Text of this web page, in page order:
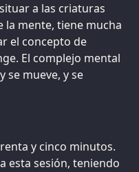
a las criaturas
la mente, tiene mucha
el concepto de
El complejo mental
se mueve, y se
y cinco minutos.
esta sesión, teniendo